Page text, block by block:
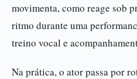
movimenta, como reage sob
ritmo durante uma
treino vocal e
Na prática, o ator passa por